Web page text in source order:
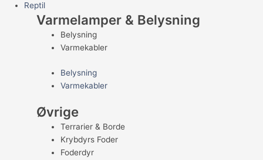
Reptil
Varmelamper & Belysning
Belysning
Varmekabler
Belysning
Varmekabler
Øvrige
Terrarier & Borde
Krybdyrs Foder
Foderdyr